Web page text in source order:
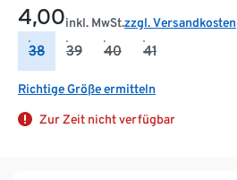
4,00inkl. MwSt.zzgl. Versandkosten
38 39 40 41
Richtige Größe ermitteln
Zur Zeit nicht verfügbar